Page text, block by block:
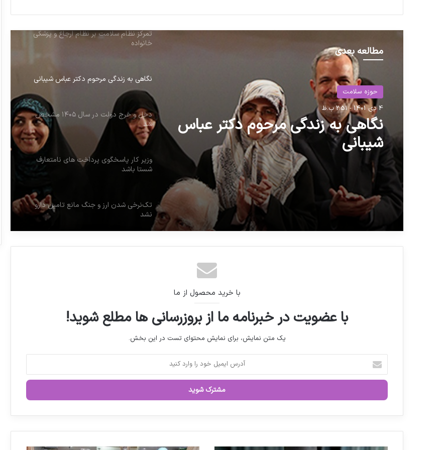
مطالعه بعدی
حوزه سلامت
نگاهی به زندگی مرحوم دکتر عباس
شیبانی
حوزه سلامت
28 بهمن 1404 - 12:35 ب.ظ
دخل و خرج دولت در سال ۱۴۰۵
مشخص شد
نگاهی به زندگی مرحوم دکتر عباس شیبانی
دخل و خرج دولت در سال ۱۴۰۵ مشخص
شد
وزیر کار پاسخگوی پرداخت های نامتعارف
شستا باشد
تک‌نرخی شدن ارز و جنگ مانع تامین دارو
نگرانی مجلس درباره بودجه طرح دارویار
شد
وزیر کار پاسخگوی پرداخت های نامتعارف
نشد
با خرید محصول از ما
با عضویت در خبرنامه ما از بروزرسانی ها مطلع شوید!
یک متن نمایش، برای نمایش محتوای تست در این بخش.
ر
ا
ی